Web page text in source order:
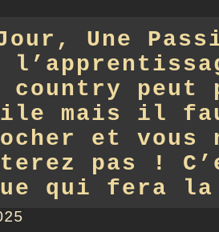
Une
country
mais il
et vous
pas !
qui fera